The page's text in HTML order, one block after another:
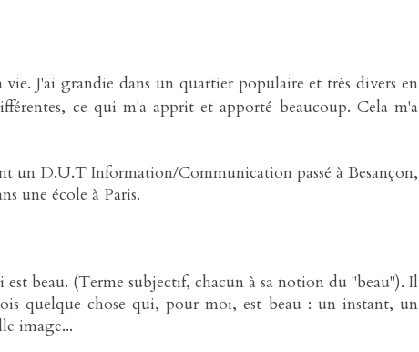
vie. J'ai grandie dans un quartier populaire et très divers en
ce qui m'a apprit et apporté beaucoup. Cela m'a
un D.U.T Information/Communication passé à Besançon,
une école à Paris.
beau. (Terme subjectif, chacun à sa notion du "beau"). Il
quelque chose qui, pour moi, est beau : un instant, un
image...